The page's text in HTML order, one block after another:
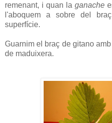
remenant, i quan la ganache
l'aboquem a sobre del
superfície.
Guarnim el braç de gitano
de maduixera.